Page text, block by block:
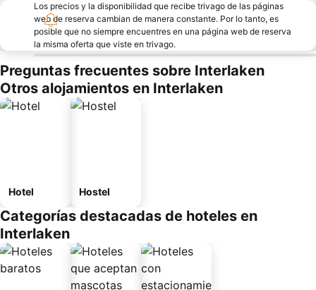
Los precios y la disponibilidad que recibe trivago de las páginas
web de reserva cambian de manera constante. Por lo tanto, es
posible que no siempre encuentres en una página web de reserva
la misma oferta que viste en trivago.
Preguntas frecuentes sobre Interlaken
Otros alojamientos en Interlaken
Hotel Hostel
Categorías destacadas de hoteles en
Interlaken